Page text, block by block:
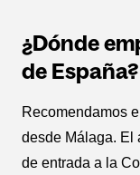
¿Dónde
de España?
Recomendamos
desde Málaga. El
de entrada a la